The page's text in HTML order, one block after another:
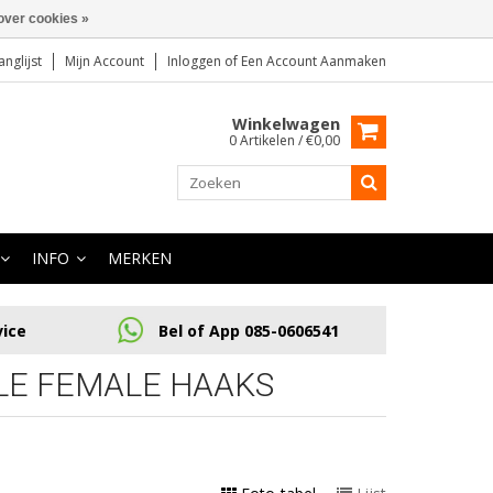
Mijn Account Inloggen of Een Account Aanmaken
Winkelwagen
0 Artikelen / €0,00
INFO MERKEN
Bel of App 085-0606541
FEMALE HAAKS
cookies »